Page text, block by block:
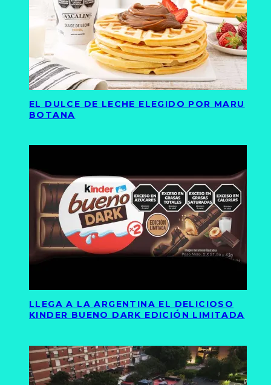
EL DULCE DE LECHE ELEGIDO POR MARU
BOTANA
LLEGA A LA ARGENTINA EL DELICIOSO
KINDER BUENO DARK EDICIÓN LIMITADA